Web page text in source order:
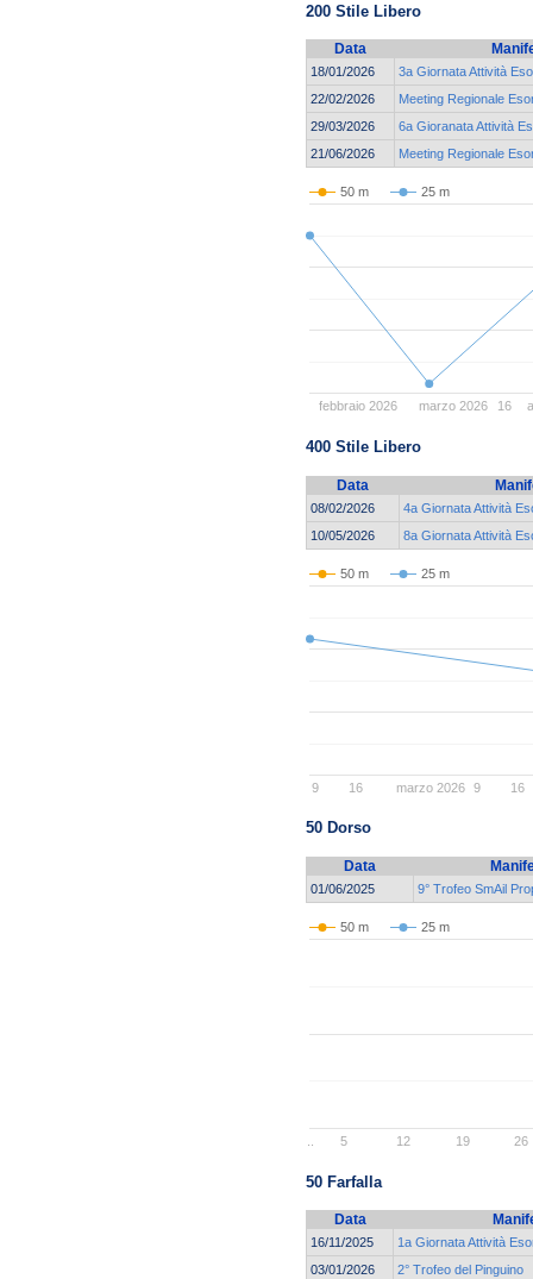
200 Stile Libero
Data
18/01/2026
3a Giornata Attività
22/02/2026
Meeting Regionale
29/03/2026
6a Gioranata Attività
21/06/2026
Meeting Regionale
50 m 25 m
febbraio 2026 marzo 2026 16
400 Stile Libero
Data
08/02/2026
4a Giornata Attività
10/05/2026
8a Giornata Attività
50 m 25 m
marzo 2026
9 16 9 16
50 Dorso
Data
01/06/2025 9° Trofeo SmAil
50 m 25 m
5 12 19 26
50 Farfalla
Data
16/11/2025
1a Giornata Attività
03/01/2026
2° Trofeo del Pinguino